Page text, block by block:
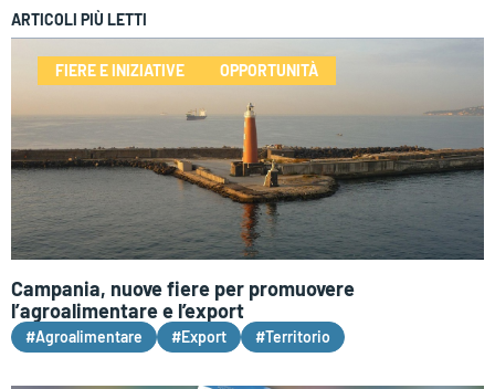
ARTICOLI PIÙ LETTI
FIERE E INIZIATIVE OPPORTUNITÀ
Campania, nuove fiere per promuovere
l’agroalimentare e l’export
#Agroalimentare #Export #Territorio